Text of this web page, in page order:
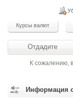
Отдадите
К сожалению,
Информация